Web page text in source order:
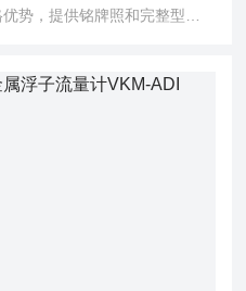
势，提供铭牌照和完整型号